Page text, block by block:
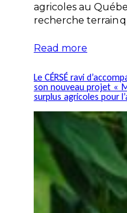
agricoles au
recherche terrain
Read more
Le CÉRSÉ ravi
son nouveau projet «
surplus agricoles pour